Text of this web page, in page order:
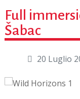
Full
Šabac
20 Luglio